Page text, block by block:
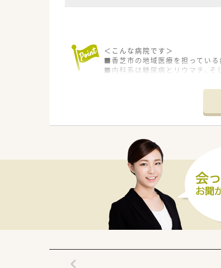
＜こんな病院です＞
■香芝市の地域医療を担っている
■内科系は糖尿病とリウマチ、そ
■整形外科では外傷、関節外科
■小児科、眼科、皮膚科、耳鼻咽
■志都美駅からお車5分！お車通
＜こんな業務を行っています＞
■外来は院内処方となり、病棟
■幅広い処方科目に対応してお
＜こんな方にオススメです＞
■産育休から復帰された方も多
■病院業務をしっかりと学びたい